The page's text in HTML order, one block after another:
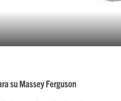
su Massey Ferguson